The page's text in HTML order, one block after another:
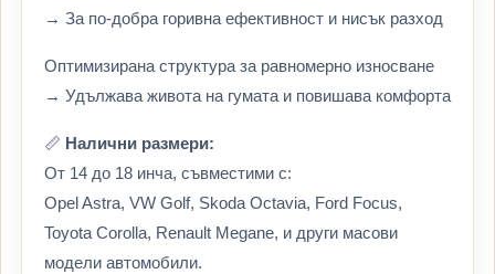
→ За по-добра горивна ефективност и нисък разход
Оптимизирана структура за равномерно износване
→ Удължава живота на гумата и повишава комфорта
📏 Налични размери:
От 14 до 18 инча, съвместими с:
Opel Astra, VW Golf, Skoda Octavia, Ford Focus,
Toyota Corolla, Renault Megane, и други масови
модели автомобили.